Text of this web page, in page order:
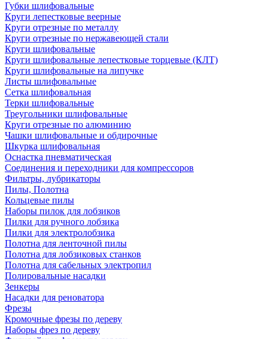
Губки шлифовальные
Круги лепестковые веерные
Круги отрезные по металлу
Круги отрезные по нержавеющей стали
Круги шлифовальные
Круги шлифовальные лепестковые торцевые (КЛТ)
Круги шлифовальные на липучке
Листы шлифовальные
Сетка шлифовальная
Терки шлифовальные
Треугольники шлифовальные
Круги отрезные по алюминию
Чашки шлифовальные и обдирочные
Шкурка шлифовальная
Оснастка пневматическая
Соединения и переходники для компрессоров
Фильтры, лубрикаторы
Пилы, Полотна
Кольцевые пилы
Наборы пилок для лобзиков
Пилки для ручного лобзика
Пилки для электролобзика
Полотна для ленточной пилы
Полотна для лобзиковых станков
Полотна для сабельных электропил
Полировальные насадки
Зенкеры
Насадки для реноватора
Фрезы
Кромочные фрезы по дереву
Наборы фрез по дереву